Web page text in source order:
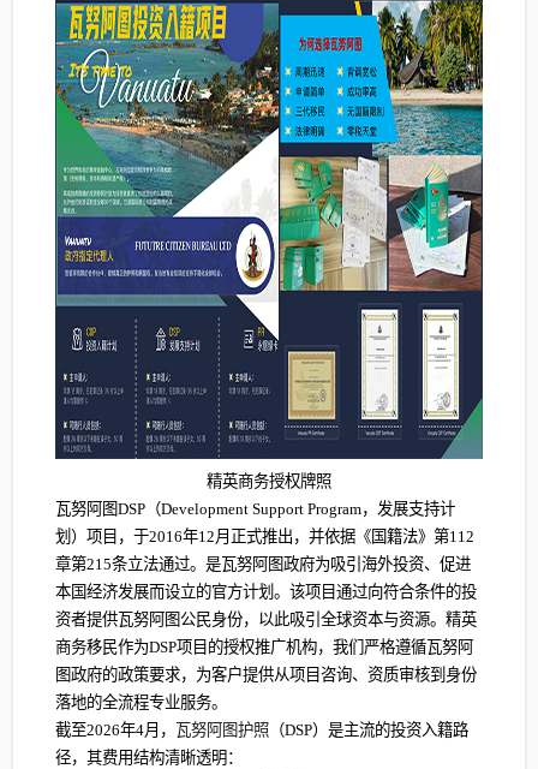
精英商务授权牌照
瓦努阿图DSP（Development Support Program，发展支持计
划）项目，于‌2016年12月‌正式推出，并依据《国籍法》第112
章第215条立法通过‌。是瓦努阿图政府为吸引海外投资、促进
本国经济发展而设立的官方计划。该项目通过向符合条件的投
资者提供瓦努阿图公民身份，以此吸引全球资本与资源。精英
商务移民作为DSP项目的授权推广机构，我们严格遵循瓦努阿
图政府的政策要求，为客户提供从项目咨询、资质审核到身份
落地的全流程专业服务。
截至‌2026年4月‌， 瓦努阿图‌护照（DSP）是主流的投资入籍路
径，其费用结构清晰透明：